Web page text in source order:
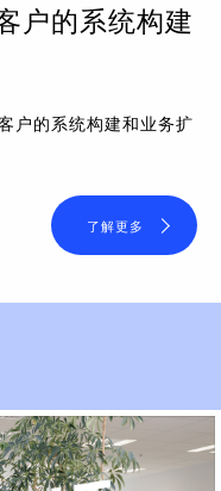
户的系统构建
户的系统构建和业务扩
了解更多